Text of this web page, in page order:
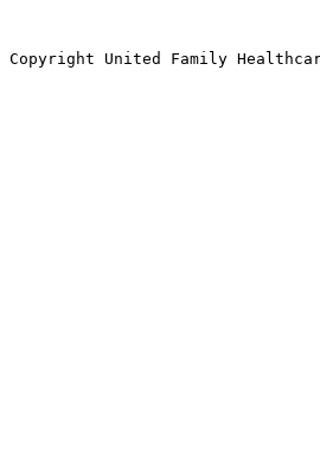
Copyright United Family